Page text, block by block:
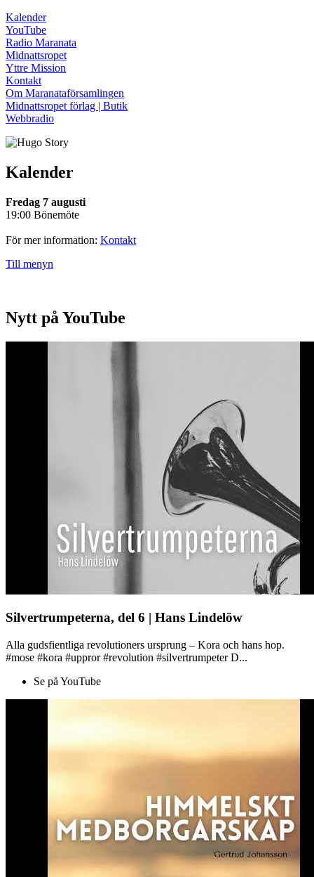
Kalender
YouTube
Radio Maranata
Midnattsropet
Yttre Mission
Kontakt
Om Maranataförsamlingen
Midnattsropet förlag | Butik
Webbradio
Kalender
Fredag 7 augusti
19:00 Bönemöte
För mer information: Kontakt
Till menyn
Nytt på YouTube
Silvertrumpeterna, del 6 | Hans Lindelöw
Alla gudsfientliga revolutioners ursprung – Kora och hans hop.
#mose #kora #uppror #revolution #silvertrumpeter D...
Se på YouTube